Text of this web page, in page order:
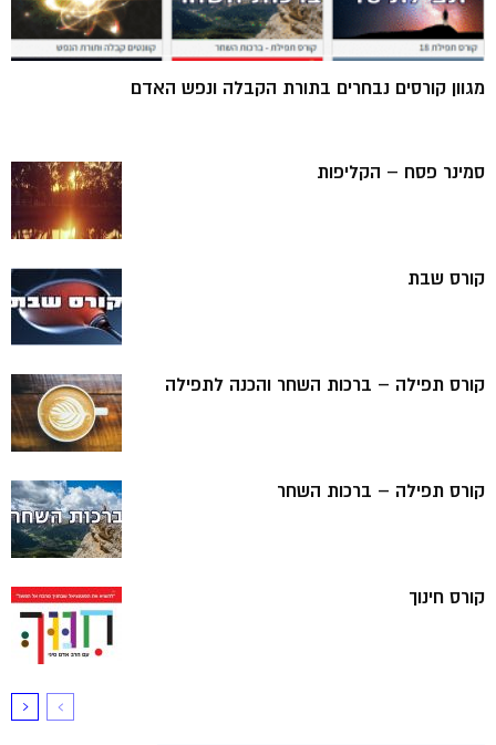
מגוון קורסים נבחרים בתורת הקבלה ונפש האדם
סמינר פסח – הקליפות
קורס שבת
קורס תפילה – ברכות השחר והכנה לתפילה
קורס תפילה – ברכות השחר
קורס חינוך